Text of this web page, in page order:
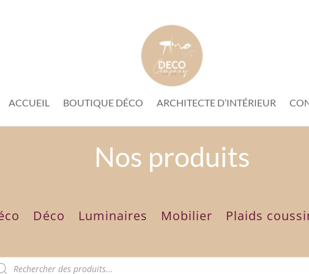
ACCUEIL BOUTIQUE DÉCO ARCHITECTE D’INTÉRIEUR
Nos produits
Déco Luminaires Mobilier Plaids